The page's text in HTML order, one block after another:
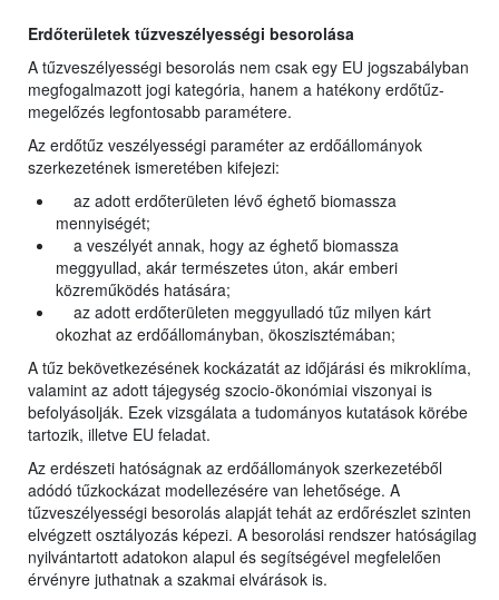
Erdőterületek tűzveszélyességi besorolása
A tűzveszélyességi besorolás nem csak egy EU jogszabályban
megfogalmazott jogi kategória, hanem a hatékony erdőtűz-
megelőzés legfontosabb paramétere.
Az erdőtűz veszélyességi paraméter az erdőállományok
szerkezetének ismeretében kifejezi:
az adott erdőterületen lévő éghető biomassza
mennyiségét;
a veszélyét annak, hogy az éghető biomassza
meggyullad, akár természetes úton, akár emberi
közreműködés hatására;
az adott erdőterületen meggyulladó tűz milyen kárt
okozhat az erdőállományban, ökoszisztémában;
A tűz bekövetkezésének kockázatát az időjárási és mikroklíma,
valamint az adott tájegység szocio-ökonómiai viszonyai is
befolyásolják. Ezek vizsgálata a tudományos kutatások körébe
tartozik, illetve EU feladat.
Az erdészeti hatóságnak az erdőállományok szerkezetéből
adódó tűzkockázat modellezésére van lehetősége. A
tűzveszélyességi besorolás alapját tehát az erdőrészlet szinten
elvégzett osztályozás képezi. A besorolási rendszer hatóságilag
nyilvántartott adatokon alapul és segítségével megfelelően
érvényre juthatnak a szakmai elvárások is.